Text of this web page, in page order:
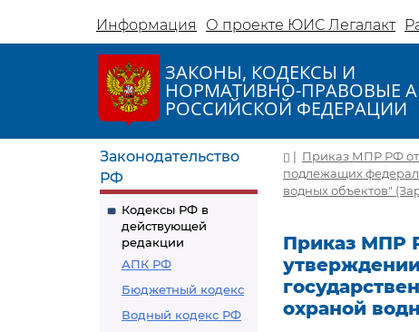
Информация О проекте ЮИС Легалакт
ЗАКОНЫ, КОДЕКСЫ И
НОРМАТИВНО-ПРАВОВЫЕ
РОССИЙСКОЙ ФЕДЕРАЦИИ
Законодательство
РФ
Кодексы РФ в
действующей
редакции
АПК РФ
Бюджетный кодекс
Водный кодекс РФ
| Приказ МПР РФ от
подлежащих
водных объектов"
Приказ МПР
охраной